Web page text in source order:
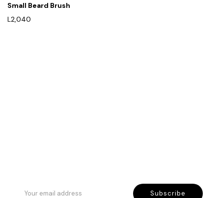
Small Beard Brush
L2,040
Subscribe